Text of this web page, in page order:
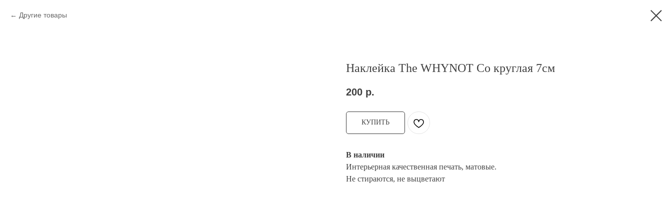
Другие товары
Наклейка The WHYNOT Co круглая 7см
200 р.
КУПИТЬ
В наличии
Интерьерная качественная печать, матовые.
Не стираются, не выцветают